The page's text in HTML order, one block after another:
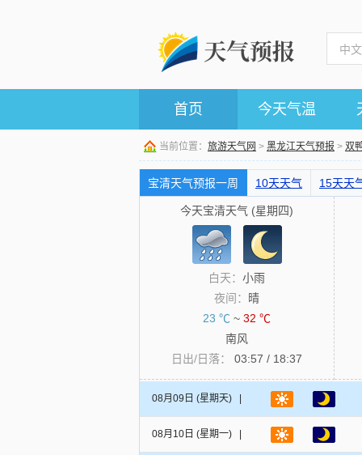
首页 今天气温
当前位置： 旅游天气网 > 黑龙江天气预报 > 双
宝清天气预报一周 10天天气 15天天
今天宝清天气 (星期四)
白天： 小雨
夜间：
晴
23 ℃ ~ 32 ℃
南风
日出/日落：
03:57 / 18:37
08月09日 (星期天) |
08月10日 (星期一) |